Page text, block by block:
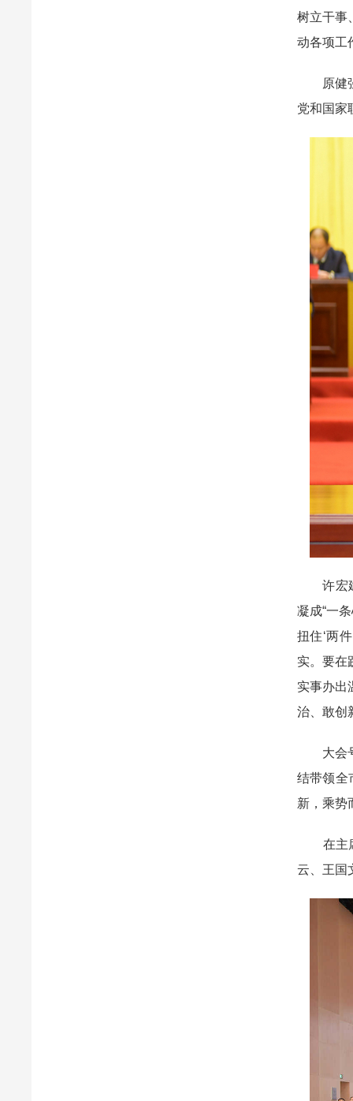
树立干事
动各项工
原健强
党和国家
许宏建
凝成“一
扭住‘两
实。要在
实事办出
治、敢创
大会号
结带领全
新，乘势
在主席
云、王国